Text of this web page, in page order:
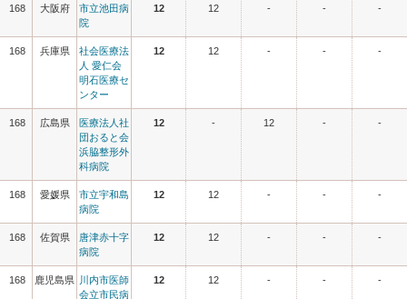
168 大阪府
市立池田病
院
12 12 - - -
168 兵庫県
社会医療法
人 愛仁会
明石医療セ
ンター
12 12 - - -
168 広島県
医療法人社
団おると会
浜脇整形外
科病院
12 - 12 - -
168 愛媛県
市立宇和島
病院
12 12 - - -
168 佐賀県
唐津赤十字
病院
12 12 - - -
168 鹿児島県 川内市医師
会立市民病
12 12 - - -